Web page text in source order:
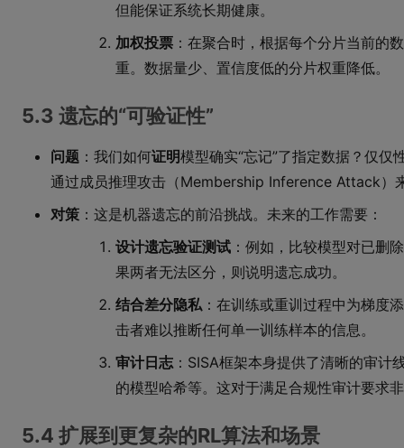
但能保证系统长期健康。
加权投票 ：在聚合时，根据每个分片当前的
重。数据量少、置信度低的分片权重降低。
5.3 遗忘的“可验证性”
问题 ：我们如何证明模型确实“忘记”了指定数据？仅
通过成员推理攻击（Membership Inference Attack）
对策 ：这是机器遗忘的前沿挑战。未来的工作需要：
设计遗忘验证测试 ：例如，比较模型对已删
果两者无法区分，则说明遗忘成功。
结合差分隐私 ：在训练或重训过程中为梯度
击者难以推断任何单一训练样本的信息。
审计日志 ：SISA框架本身提供了清晰的审
的模型哈希等。这对于满足合规性审计要求
5.4 扩展到更复杂的RL算法和场景